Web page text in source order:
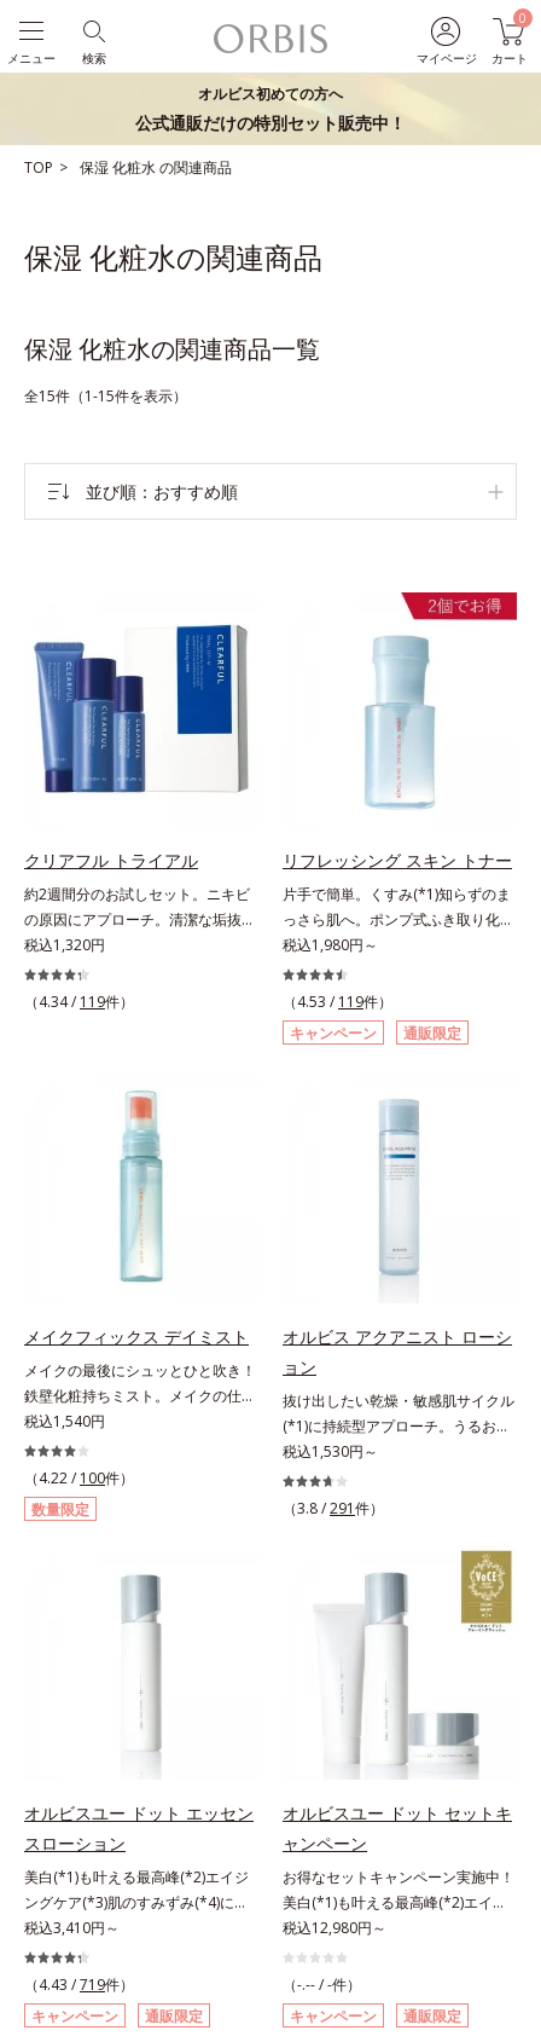
マイページ
0
カート
検索
メニュー
オルビス初めての方へ
公式通販だけの特別セット販売中！
TOP 保湿化粧水の関連商品
保湿 化粧水の関連商品
保湿 化粧水の関連商品一覧
全15件（1-15件を表示）
並び順 おすすめ順
クリアフル トライアル
約2週間分のお試しセット。ニキビ
の原因にアプローチ。清潔な垢抜け
肌(*1)へ。「ニキビをくり返してし
まう」「毛穴目立ちが気になる」
「マスク生活であごや口まわりのニ
の目立ち」の両方にWでアプローチ
する、薬用ニキビ対策スキンケアシ
リーズです。5種の和漢植物由来成
分とコラーゲンが肌をいたわりなが
らうるおいを与え、バリア機能を維
持。ニキビができにくい肌を目指し
ます。さらにビタミンC誘導体をは
じめとした5種の整肌成分(*2)から
を配合。カプセルが浸透してから成
分を放出する特殊技術によって、高
い浸透力(*3)と安定性を実現。毛穴
の目立ちをしっかりケア(*4)して、
ゆらぎやすいニキビ肌を、みずみず
しい清潔な垢抜け肌(*1)へと導きま
す。たっぷりの保湿成分で低刺激。
敏感肌の方にもお使いいただけます
肌）M＝しっとりタイプ（ニキビの
洗浄による汚れの除去*2 テトラ2-
ン酸、ユズセラミド、スフィンゴ糖
脂質*3 角層内*4 うるおいによりキ
メを整えて毛穴を目立たなくする*5
いうわけではありません※敏感肌対
象パッチテスト済（すべての人に皮
膚刺激がおきないというわけではあ
りません）※弱酸性（ローション・
モイスチャーのみ）アレルギーテス
ト済＝全ての方にアレルギーが起こ
らないということではありません。
ノンコメドジェニックテスト済＝す
べての人にコメド（ニキビのもと）
税込1,320円
（4.34 / 119件）
リフレッシング スキン トナー
片手で簡単。くすみ(*1)知らずのま
っさら肌へ。ポンプ式ふき取り化粧
水。くすみ(*1)知らずのまっさら肌
へ。洗顔後すぐの肌に使う、ポンプ
式のふき取り化粧水です。ポンプ式
だから簡単。片手でぷしゅっと押す
だけでコットンに含ませられます。
来AHA(*2)が古い角質をやわらかく
イックフィット成分(*3)がほぐれた
角層の汚れを素早くなじませ、コッ
C(*5)や高浸透セラミド(*6)配合で肌
の水分量アップ。洗顔後の肌に使う
らずのまっさら肌へ。メイクのり
(*7)もよくなります。さわやかさ広
がるシトラスハーバルの香り。*1
乾燥による*2 クエン酸配合＝角層
柔軟成分*3 イソペンチルジオール
配合＝保湿成分*4 ツボクサ葉エキ
ス配合＝保湿成分*5 パルミチン酸
アスコルビルリン酸3Na配合＝保湿
NG、セラミドAP配合＝保湿成分*7
汚れを落とすことによる
税込1,980円～
（4.53 / 119件）
キャンペーン
通販限定
メイクフィックス デイミスト
メイクの最後にシュッとひと吹き！
鉄壁化粧持ちミスト。メイクの仕上
げにシュッとひと吹き。肌とメイク
の密着感をピタッと高め、メイクく
ずれを防ぎ、化粧持ちをアップさせ
るミストタイプの化粧水です。くず
れ防止成分(*1)を含む層と美容成分
振って混ぜると、美容成分がくずれ
ピタッと密着。くずれ防止成分が
でメイクをくずさずガードします。
さらに保湿成分配合でうるおい感が
続き、エアコンなどによる乾燥も防
ぎます。*1 トリメチルシロキシケ
イ酸、ジメチコン配合＝汗や水、皮
脂をはじき、メイクくずれを防ぐ成
分*2 オリーブ葉エキス、ゴレンシ
葉エキス、加水分解ヒアルロン酸、
異性化糖配合＝保湿成分【ご使用方
法】2層タイプなので、必ず容器を
よく振ってからお使いください。メ
イクの仕上げに、顔から20cm程度
離し、目と口を閉じて、顔全体に適
量吹きかけてください。（5～6プッ
税込1,540円
（4.22 / 100件）
数量限定
オルビス アクアニスト ローシ
ョン
抜け出したい乾燥・敏感肌サイクル
(*1)に持続型アプローチ。うるおい
を追求した敏感肌用保湿スキンケア
(*2)。うるおいを逃し、刺激を受け
やすい角層の“乾燥敏感スランプ
のうるおい研究により完成した、待
望の敏感肌用保湿スキンケアライン
「オルビス アクアニスト」。乾燥
敏感スランプの原因にアプローチす
合。もともと体内にあるアミノ酸は
異物として排出されにくく、肌にと
どまってうるおいを蓄えてくれま
す。刺激を受けやすくなった角層を
うるおいで満たし、脱・敏感肌を目
指します。無油分・無着色・無香
不使用(*5)・パラベンフリー、6つ
のフリー処方で徹底的に肌に寄り添
います。*1 乾燥と敏感をくり返す
こと*2 敏感肌対象連用テスト済
（すべての方のお肌に合うというこ
とではありません）*3 乾燥して敏
感に感じやすい状態のこと*4 発酵
税込1,530円～
（3.8 /291件）
オルビスユー ドット エッセン
スローション
美白(*1)も叶える最高峰(*2)エイジ
ングケア(*3)肌のすみずみ(*4)にし
みわたるうるおい充満ローション。
ハリも透明感(*5)も結果主義。年齢
サイン(*6)の因子に着目した肌科学
エイジングケア(*3)シリーズ。オル
ビスユー ドットシリーズは、年齢
税込3,410円～
（4.43 /719件）
キャンペーン
通販限定
オルビスユー ドット セットキ
ャンペーン
お得なセットキャンペーン実施中！
美白(*1)も叶える最高峰(*2)エイジ
ングケア(*3)。ハリも透明感(*4)も
結果主義。年齢サイン(*5)の因子に
着目した肌科学エイジングケア(*3)
シリーズ。オルビスユー ドットシ
リーズは、年齢による肌悩み一つ一
税込12,980円～
（-.-- / -件）
キャンペーン
通販限定